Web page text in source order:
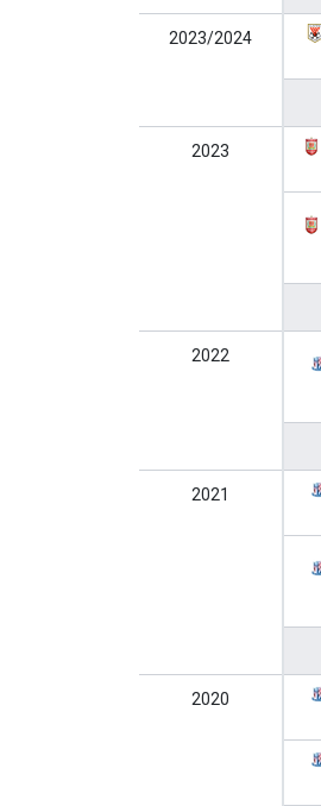
2023/2024
2023
2022
2021
2020